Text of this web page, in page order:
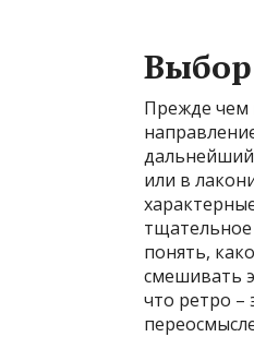
Выбор
Прежде чем
дальнейший
или в
понять,
смешивать
что ретро –